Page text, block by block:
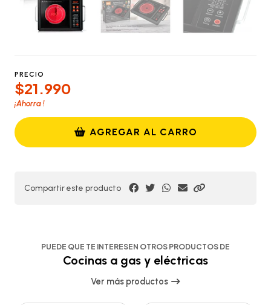
PRECIO
$21.990
¡Ahorra!
AGREGAR AL CARRO
Compartir este producto
PUEDE QUE TE INTERESEN OTROS PRODUCTOS DE
Cocinas a gas y eléctricas
Ver más productos